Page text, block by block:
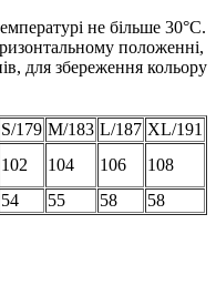
не більше 30°C.
положенні,
для збереження кольору
S/179 M/183 L/187 XL/191
102 104 106
108
54 55 58 58